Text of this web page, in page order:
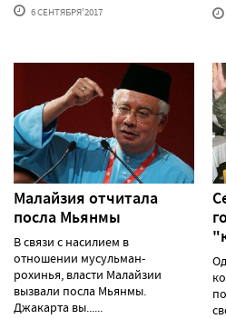
6 СЕНТЯБРЯ'2017
Малайзия отчитала
посла Мьянмы
В связи с насилием в
отношении мусульман-
рохинья, власти Малайзии
вызвали посла Мьянмы.
Джакарта вы......